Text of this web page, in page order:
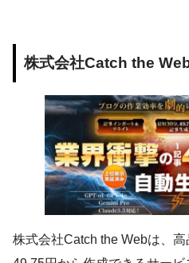
株式会社Catch the
株式会社Catch the Webは、